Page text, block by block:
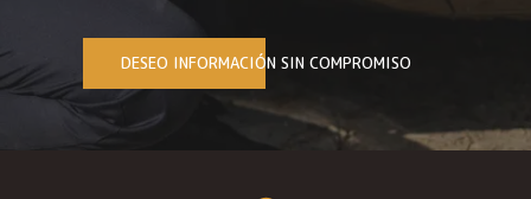
DESEO INFORMACIÓN SIN COMPROMISO